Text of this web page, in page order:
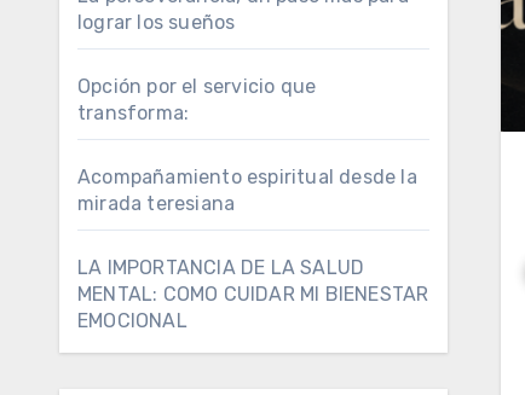
lograr los sueños
Opción por el servicio que
transforma:
Acompañamiento espiritual desde la
mirada teresiana
LA IMPORTANCIA DE LA SALUD
MENTAL: COMO CUIDAR MI BIENESTAR
EMOCIONAL